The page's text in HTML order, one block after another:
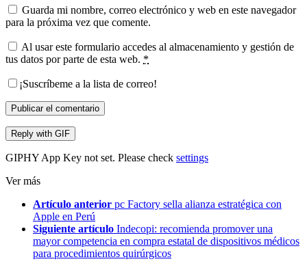
Guarda mi nombre, correo electrónico y web en este navegador
para la próxima vez que comente.
Al usar este formulario accedes al almacenamiento y gestión de
tus datos por parte de esta web. *
¡Suscríbeme a la lista de correo!
Publicar el comentario
Reply with GIF
GIPHY App Key not set. Please check settings
Ver más
Artículo anterior pc Factory sella alianza estratégica con
Apple en Perú
Siguiente artículo Indecopi: recomienda promover una
mayor competencia en compra estatal de dispositivos médicos
para procedimientos quirúrgicos